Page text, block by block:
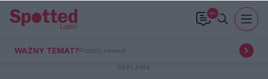
99+
WAŻNY TEMAT?Prześlij newsa!